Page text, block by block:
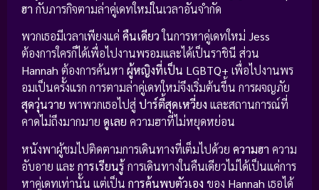
ฮา กับภารกิจตามล่าคู่เดทใหม่ในเวลาอันจำกัด
พวกเธอมีเวลาเพียงแค่ คืนเดียวในการหาคู่เดทใหม่ Jess
ต้องการใครก็ได้เพื่อไปงานพรอมและได้เป็นราชินี ส่วน
Hannah ต้องการค้นหา ผู้หญิงที่เป็น LGBTQ+ เพื่อไปงานพร
อมเป็นครั้งแรก การตามล่าคู่เดทใหม่จึงเริ่มต้นขึ้น การผจญภัย
สุดวุ่นวาย พาพวกเธอไปสู่ปาร์ตี้สุดเหวี่ยง และสถานการณ์ที่
คาดไม่ถึงมากมาย ดูเลย ความฮาที่ไม่หยุดหย่อน
หนังพาผู้ชมไปติดตามการเดินทางที่เต็มไปด้วย ความฮา ความ
อับอาย และ การเรียนรู้การเดินทางในคืนเดียวไม่ได้เป็นแค่การ
หาคู่เดทเท่านั้น แต่เป็น การค้นพบตัวเอง ของ Hannah เธอได้